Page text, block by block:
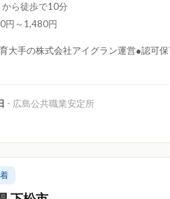
から徒歩で10分
円～1,480円
大手の株式会社アイグラン運営●認可
- 広島公共職業安定所